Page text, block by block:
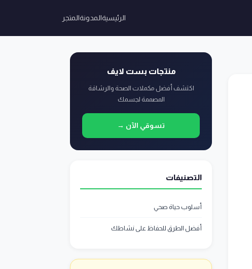
الرئيسيةالمدونةالمتجر
منتجات بست لايف
اكتشف أفضل مكملات الصحة والرشاقة
المصممة لجسمك
تسوقي الآن →
التصنيفات
أسلوب حياة صحي
أفضل الطرق للحفاظ على نشاطك